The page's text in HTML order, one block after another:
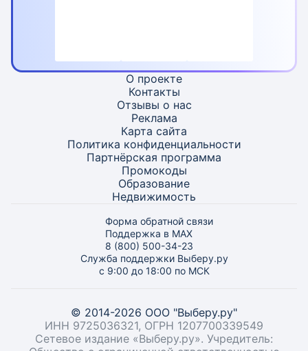
О проекте
Контакты
Отзывы о нас
Реклама
Карта сайта
Политика конфиденциальности
Партнёрская программа
Промокоды
Образование
Недвижимость
Форма обратной связи
Поддержка в MAX
8 (800) 500-34-23
Служба поддержки Выберу.ру
с 9:00 до 18:00 по МСК
© 2014-2026 ООО "Выберу.ру"
ИНН 9725036321, ОГРН 1207700339549
Сетевое издание «Выберу.ру». Учредитель: